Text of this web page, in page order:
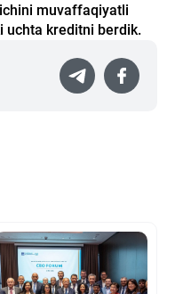
muvaffaqiyatli
uchta kreditni berdik.